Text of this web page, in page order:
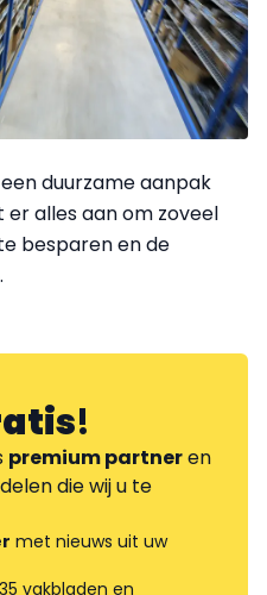
een duurzame aanpak
alles aan om zoveel
besparen en de
!
premium partneren
die wij u te
met nieuws uit uw
vakbladen en